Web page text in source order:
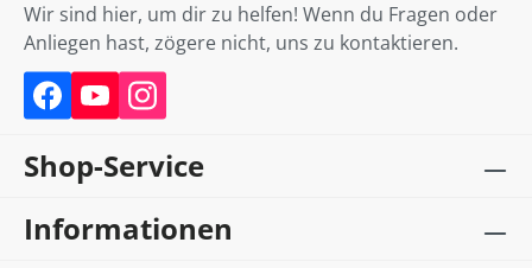
Wir sind hier, um dir zu helfen! Wenn du Fragen oder
Anliegen hast, zögere nicht, uns zu kontaktieren.
Shop-Service
Informationen